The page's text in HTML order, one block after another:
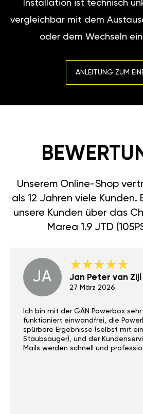
Installation ist technisch
vergleichbar mit dem
oder dem Wechseln
ANLEITUNG ZUM
Unserem Online-Shop
als 12 Jahren viele Kunden.
unsere Kunden über das
Marea 1.9 JTD
JA Jan Peter van
27 März 2026
Ich bin mit der GÄN Powerbox
funktioniert einwandfrei, die
spürbare Ergebnisse (selbst mit
Staubsauger), und der
Mails werden schnell und